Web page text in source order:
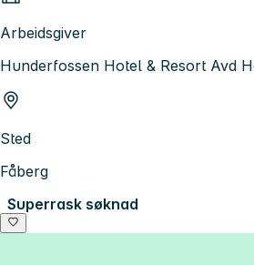
Arbeidsgiver
Hunderfossen Hotel & Resort Avd
Sted
Fåberg
Superrask søknad